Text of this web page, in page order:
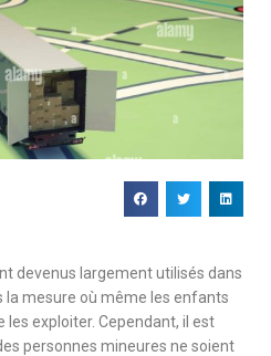
devenus largement utilisés dans
la mesure où même les enfants
les exploiter. Cependant, il est
personnes mineures ne soient